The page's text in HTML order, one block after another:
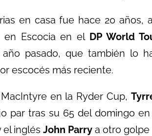
en casa fue hace 20 años,
en Escocia en elDP World
pasado, que también lo
escocés más reciente.
en la Ryder Cup,
par tras su 65 del domingo
el inglés John Parry a otro golpe